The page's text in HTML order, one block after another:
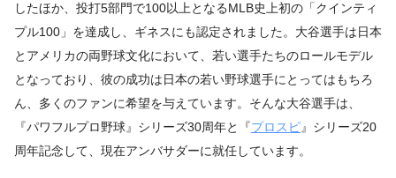
したほか、投打5部門で100以上となるMLB史上初の「クインティ
プル100」を達成し、ギネスにも認定されました。大谷選手は日本
とアメリカの両野球文化において、若い選手たちのロールモデル
となっており、彼の成功は日本の若い野球選手にとってはもちろ
ん、多くのファンに希望を与えています。そんな大谷選手は、
『パワフルプロ野球』シリーズ30周年と『プロスピ』シリーズ20
周年記念して、現在アンバサダーに就任しています。